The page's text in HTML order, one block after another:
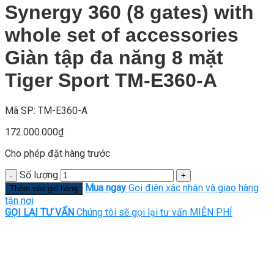
Synergy 360 (8 gates) with
whole set of accessories
Giàn tập đa năng 8 mặt
Tiger Sport TM-E360-A
Mã SP: TM-E360-A
172.000.000₫
Cho phép đặt hàng trước
Số lượng
Thêm vào giỏ hàng Mua ngay Gọi điện xác nhận và giao hàng
tận nơi
GỌI LẠI TƯ VẤN Chúng tôi sẽ gọi lại tư vấn MIỄN PHÍ